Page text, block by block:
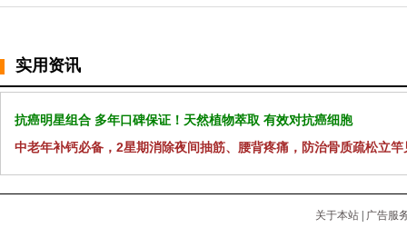
实用资讯
抗癌明星组合 多年口碑保证！天然植物萃取 有效对抗癌细胞
中老年补钙必备，2星期消除夜间抽筋、腰背疼痛，防治骨质疏松立竿
关于本站
广告服